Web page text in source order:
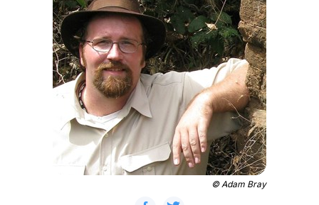
Tipy redakce
Beletrie pro děti
Beletrie pro dospělé
Dárkové publikace
Dárkové zboží
Hobby
© Adam Bray